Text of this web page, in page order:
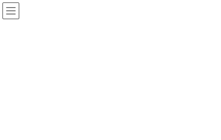
Skip
to
the
Skip
to
the